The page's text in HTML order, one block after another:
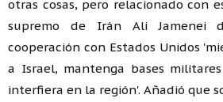
otras cosas, pero relacionado con
supremo de Irán Ali Jamenei
cooperación con Estados Unidos
a Israel, mantenga bases
interfiera en la región'. Añadió que